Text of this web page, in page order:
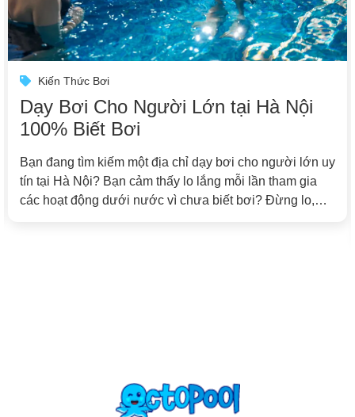
Kiến Thức Bơi
Tìm Khóa Dạy Bơi riêng Uy Tín tại
Tây Hồ? Trải Nghiệm Học 1 Kèm 1
Tại Octopool Ngay!
Bạn đang cần tìm nơi dạy bơi riêng, học bơi 1 kèm 1
hay khóa học bơi kèm riêng chất lượng cao? Octopool